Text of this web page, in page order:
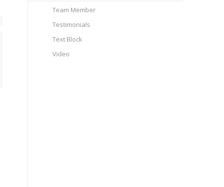
Team Member
Testimonials
Text Block
Video